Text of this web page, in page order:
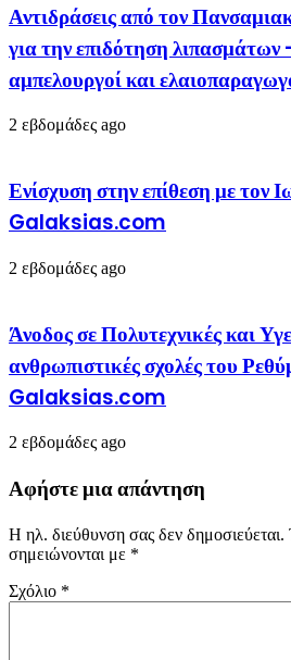
Αντιδράσεις από τον
για την επιδότηση λιπασμάτων
αμπελουργοί και
2 εβδομάδες ago
Ενίσχυση στην επίθεση με
Galaksias.com
2 εβδομάδες ago
Άνοδος σε Πολυτεχνικές και
ανθρωπιστικές σχολές του
Galaksias.com
2 εβδομάδες ago
Αφήστε μια απάντηση
Η ηλ. διεύθυνση σας δεν δημοσιεύεται.
σημειώνονται με *
Σχόλιο *